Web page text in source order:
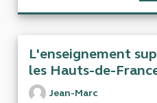
L'enseignement
les Hauts-de-
Jean-Marc